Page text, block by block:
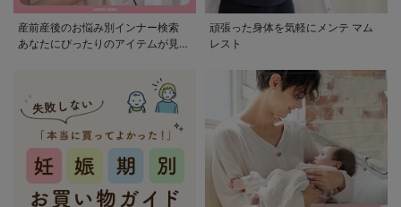
産前産後のお悩み別インナー検索
あなたにぴったりのアイテムが見つ
頑張った身体を気軽にメンテ マム
レスト